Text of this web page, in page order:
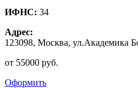
ИФНС: 34
Адрес:
123098, Москва, ул.Академика
от 55000 руб.
Оформить